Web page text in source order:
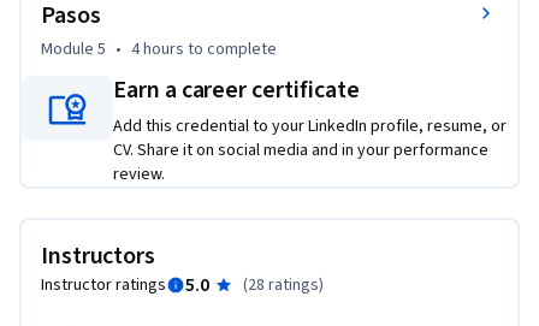
programa.
Pasos
Module 5 • 4 hours to complete
Earn a career certificate
Add this credential to your LinkedIn profile, resume, or
CV. Share it on social media and in your performance
review.
Instructors
Instructor ratings 5.0 (28 ratings)